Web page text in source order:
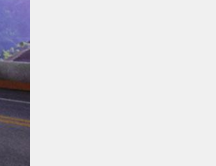
VĂN HOÁ XE
Đời sống xe